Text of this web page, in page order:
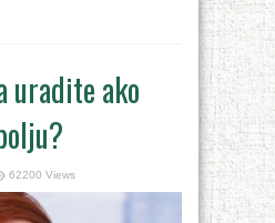
uradite ako
62200 Views